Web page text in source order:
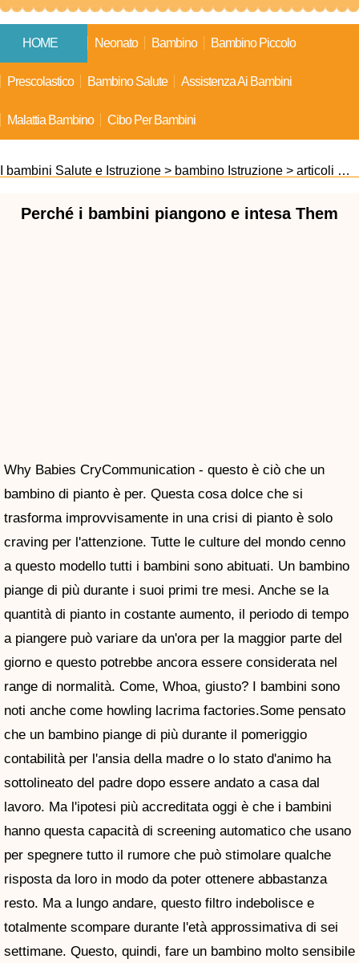
HOME Neonato Bambino Bambino Piccolo
Prescolastico Bambino Salute Assistenza Ai Bambini
Malattia Bambino Cibo Per Bambini
I bambini Salute e Istruzione > bambino Istruzione > articoli Correlati
Perché i bambini piangono e intesa Them
Why Babies CryCommunication - questo è ciò che un
bambino di pianto è per. Questa cosa dolce che si
trasforma improvvisamente in una crisi di pianto è solo
craving per l'attenzione. Tutte le culture del mondo cenno
a questo modello tutti i bambini sono abituati. Un bambino
piange di più durante i suoi primi tre mesi. Anche se la
quantità di pianto in costante aumento, il periodo di tempo
a piangere può variare da un'ora per la maggior parte del
giorno e questo potrebbe ancora essere considerata nel
range di normalità. Come, Whoa, giusto? I bambini sono
noti anche come howling lacrima factories.Some pensato
che un bambino piange di più durante il pomeriggio
contabilità per l'ansia della madre o lo stato d'animo ha
sottolineato del padre dopo essere andato a casa dal
lavoro. Ma l'ipotesi più accreditata oggi è che i bambini
hanno questa capacità di screening automatico che usano
per spegnere tutto il rumore che può stimolare qualche
risposta da loro in modo da poter ottenere abbastanza
resto. Ma a lungo andare, questo filtro indebolisce e
totalmente scompare durante l'età approssimativa di sei
settimane. Questo, quindi, fare un bambino molto sensibile